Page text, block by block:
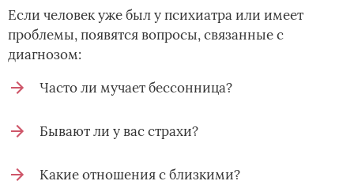
Если человек уже был у психиатра или имеет
проблемы, появятся вопросы, связанные с
диагнозом:
Часто ли мучает бессонница?
Бывают ли у вас страхи?
Какие отношения с близкими?